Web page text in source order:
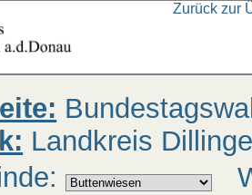
Zurück zur
Landkreis